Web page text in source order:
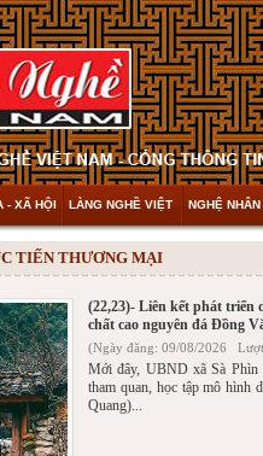
- XÃ HỘI LÀNG NGHỀ VIỆT NGHỆ
TIẾN THƯƠNG MẠI
(22,23)- Liên kết phát triển
chất cao nguyên đá Đồng
(Ngày đăng: 09/08/2026
Mới đây, UBND xã Sà Phìn
tham quan, học tập mô hình
Quang)...